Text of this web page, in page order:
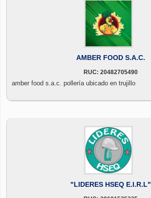
AMBER FOOD S.A.C.
RUC: 20482705490
amber food s.a.c. pollería ubicado en trujillo
"LIDERES HSEQ E.I.R.L"